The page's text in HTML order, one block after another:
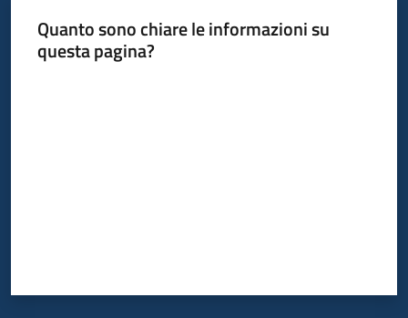
Quanto sono chiare le informazioni su
questa pagina?